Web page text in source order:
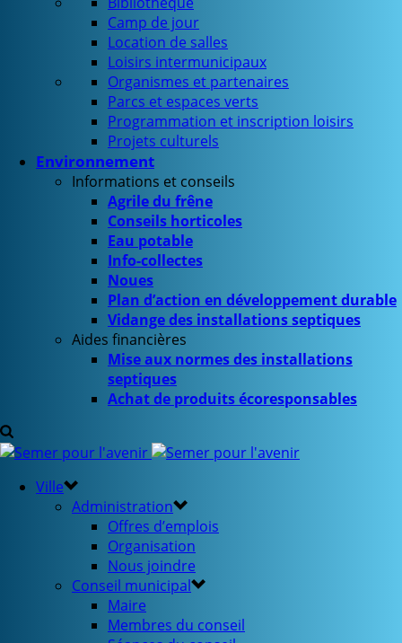
Camp de jour
Location de salles
Loisirs intermunicipaux
Organismes et partenaires
Parcs et espaces verts
Programmation et inscription loisirs
Projets culturels
Environnement
Informations et conseils
Agrile du frêne
Conseils horticoles
Eau potable
Info-collectes
Noues
Plan d’action en développement durable
Vidange des installations septiques
Aides financières
Mise aux normes des installations
septiques
Achat de produits écoresponsables
Ville
Administration
Offres d’emplois
Organisation
Nous joindre
Conseil municipal
Maire
Membres du conseil